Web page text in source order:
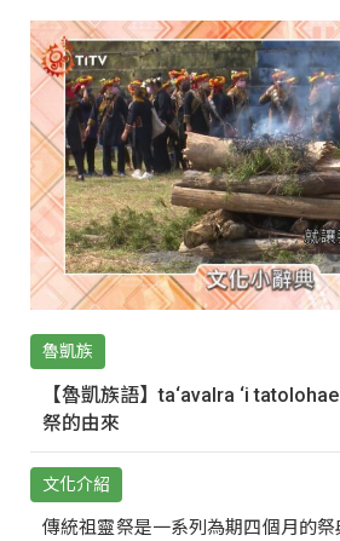
魯凱族
【魯凱族語】ta‘avalra ‘i
祭的由來
文化介紹
傳統祖靈祭是一系列為期四個月的